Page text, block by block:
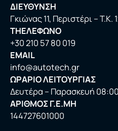
ΔΙΕΥΘΥΝΣΗ
Γκιώνας 11, Περιστέρι – Τ.Κ.
ΤΗΕΛΕΦΩΝΟ
+30 210 57 80 019
EMAIL
info@autotech.gr
ΩΡΑΡΙΟ ΛΕΙΤΟΥΡΓΙΑΣ
Δευτέρα – Παρασκευή
ΑΡΙΘΜΟΣ Γ.Ε.ΜΗ
144727601000